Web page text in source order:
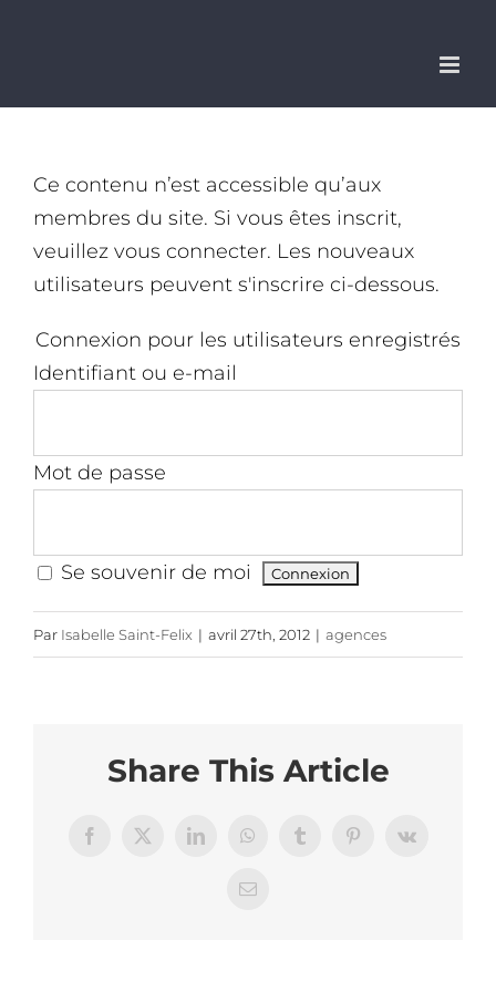
Ce contenu n’est accessible qu’aux
membres du site. Si vous êtes inscrit,
veuillez vous connecter. Les nouveaux
utilisateurs peuvent s'inscrire ci-dessous.
Connexion pour les utilisateurs enregistrés
Identifiant ou e-mail
Mot de passe
Se souvenir de moi
Par Isabelle Saint-Felix | avril 27th, 2012 | agences
Share This Article
Facebook
X LinkedInWhatsAppTumblrPinterestVk
Email